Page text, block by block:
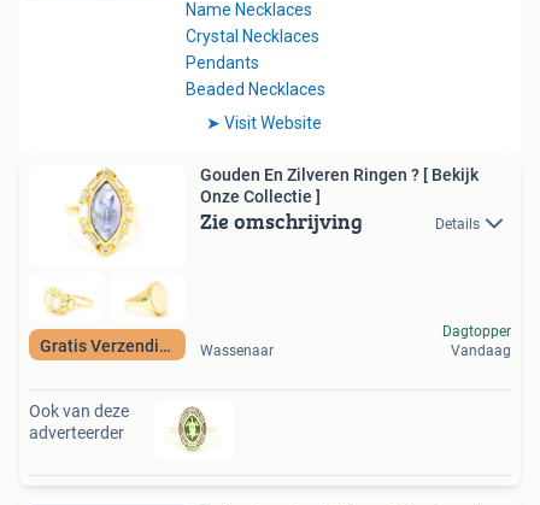
Gratis Verzending
Gouden En Zilveren Ringen ? [ Bekijk
Onze Collectie ]
Zie omschrijving Details
Wassenaar
Dagtopper
Vandaag
Ook van deze
adverteerder